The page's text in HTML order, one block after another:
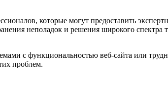
которые могут предоставить
неполадок и решения широкого спектра
с функциональностью веб-сайта или
проблем.